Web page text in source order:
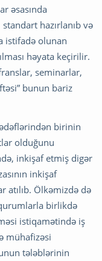
əsasında
hazırlanıb və
istifadə olunan
həyata keçirilir.
seminarlar,
bunun bariz
birinin
olduğunu
inkişaf etmiş digər
inkişaf
atılıb. Ölkəmizdə də
birlikdə
istiqamətində iş
mühafizəsi
tələblərinin